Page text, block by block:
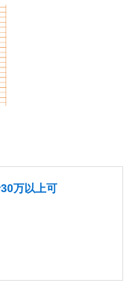
万以上可